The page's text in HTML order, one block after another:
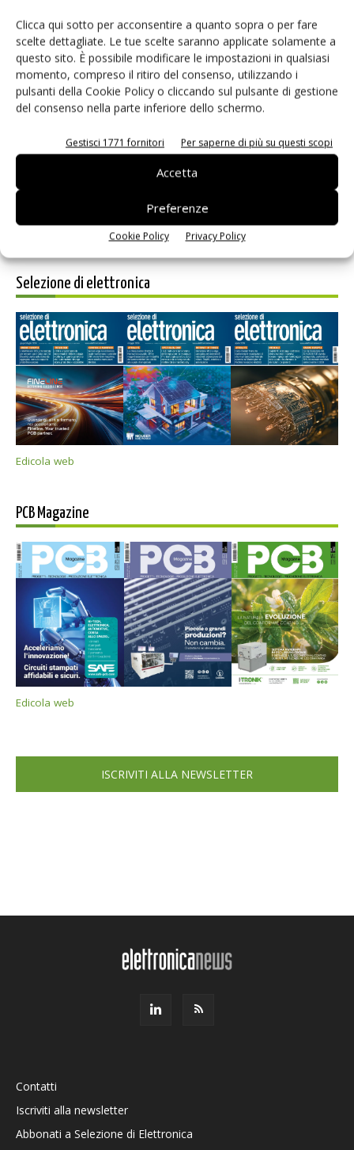
Clicca qui sotto per acconsentire a quanto sopra o per fare
scelte dettagliate. Le tue scelte saranno applicate solamente a
questo sito. È possibile modificare le impostazioni in qualsiasi
momento, compreso il ritiro del consenso, utilizzando i
pulsanti della Cookie Policy o cliccando sul pulsante di gestione
del consenso nella parte inferiore dello schermo.
Gestisci 1771 fornitori Per saperne di più su questi scopi
Accetta
Preferenze
Cookie Policy Privacy Policy
Una smart grid efficiente e dinamica
Massimiliano Premoli - Murata- 13 Luglio 2017
Selezione di elettronica
Edicola web
PCB Magazine
Edicola web
ISCRIVITI ALLA NEWSLETTER
Contatti
Iscriviti alla newsletter
Abbonati a Selezione di Elettronica